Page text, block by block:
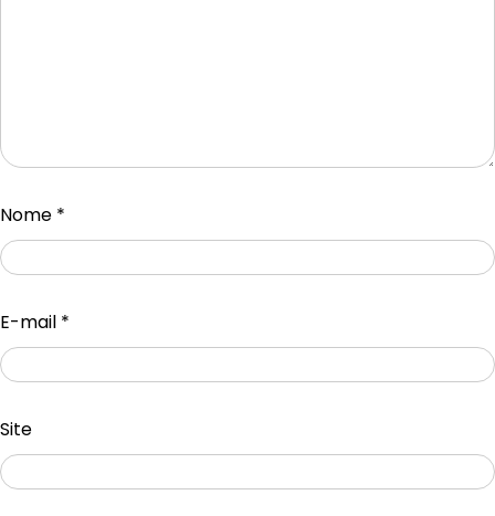
Nome *
E-mail *
Site